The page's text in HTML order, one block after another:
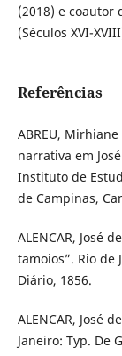
(2018) e coautor
(Séculos XVI-
Referências
ABREU,
narrativa em
Instituto de
de Campinas,
ALENCAR, José
tamoios”. Rio de
Diário, 1856.
ALENCAR, José
Janeiro: Typ. De